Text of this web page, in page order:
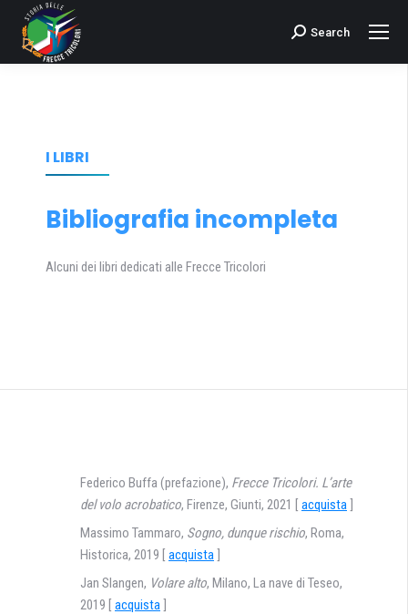
Cerca:Search
I LIBRI
Bibliografia incompleta
Alcuni dei libri dedicati alle Frecce Tricolori
Federico Buffa (prefazione), Frecce Tricolori. L’arte
del volo acrobatico, Firenze, Giunti, 2021 [ acquista]
Massimo Tammaro, Sogno, dunque rischio, Roma,
Historica, 2019 [ acquista]
Jan Slangen, Volare alto, Milano, La nave di Teseo,
2019 [ acquista]